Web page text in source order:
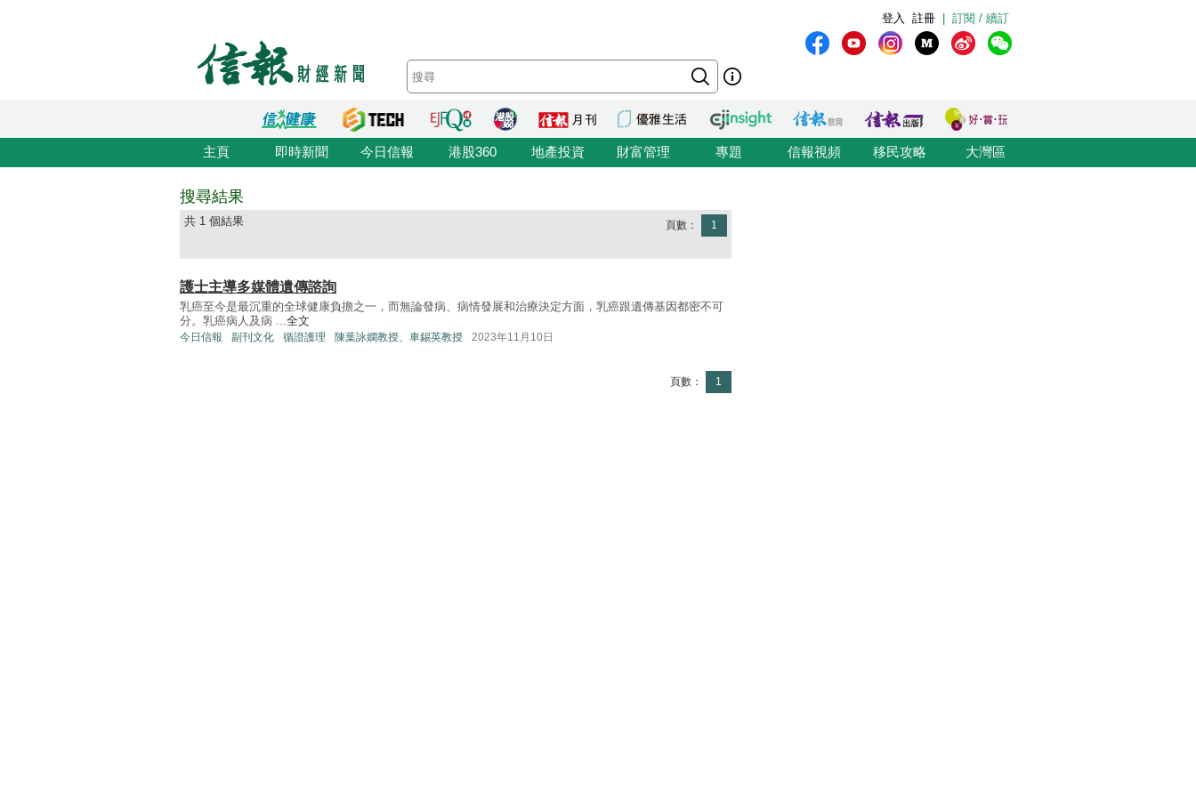
訂閱 / 續訂
註冊
登入
主頁 即時新聞 今日信報 港股360 地產投資 財富管理 專題 信報視頻 移民攻略 大灣區
搜尋結果
共 1 個結果 頁數： 1
護士主導多媒體遺傳諮詢
乳癌至今是最沉重的全球健康負擔之一，而無論發病、病情發展和治療決定方面，乳癌跟遺傳基因都密不可
分。乳癌病人及病 ...全文
今日信報 副刊文化 循證護理 陳葉詠嫻教授、車錫英教授 2023年11月10日
頁數： 1